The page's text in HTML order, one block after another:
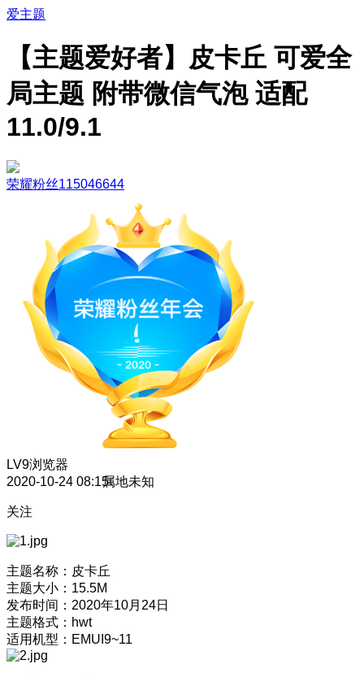
爱主题
【主题爱好者】皮卡丘 可爱全
局主题 附带微信气泡 适配
11.0/9.1
荣耀粉丝115046644
LV9浏览器
2020-10-24 08:15属地未知
关注
主题名称：皮卡丘
主题大小：15.5M
发布时间：2020年10月24日
主题格式：hwt
适用机型：EMUI9~11